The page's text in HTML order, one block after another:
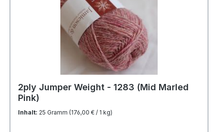
2ply Jumper Weight - 1283 (Mid Marled
Pink)
Inhalt: 25 Gramm (176,00 € / 1 kg)